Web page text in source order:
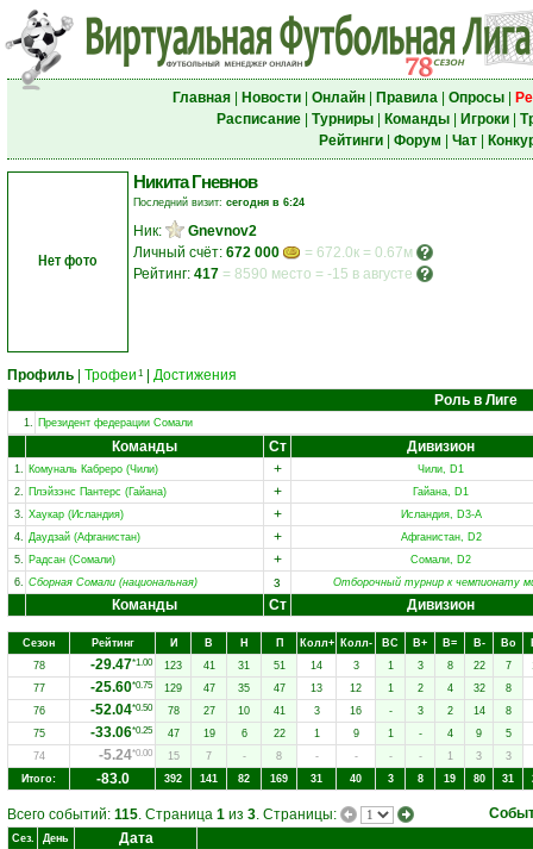
Главная| Новости| Онлайн| Правила| Опросы|
Расписание| Турниры| Команды| Игроки|
Рейтинги| Форум Чат|
Нет фото
Никита Гневнов
Последний визит: сегодня в 6:24
Ник:
Gnevnov2
Личный счёт: 672 000
= 672.0к = 0.67м
Рейтинг: 417 = 8590 место = -15 в августе
Профиль Трофеи 1
Достижения
Роль в Лиге
1. Президент федерации Сомали
Команды Ст Дивизион
1. Комуналь Кабреро (Чили) +
Чили, D1
2. Плэйзэнс Пантерс (Гайана) +
Гайана, D1
3. Хаукар (Исландия) +
Исландия, D3-A
4. Даудзай (Афганистан) +
Афганистан, D2
5. Радсан (Сомали) +
Сомали, D2
6. Сборная Сомали (национальная) з Отборочный турнир к чемпионату
Команды Ст Дивизион
Сезон Рейтинг И В Н П Колл+ Колл- ВC В+ В= В- Вo
78
-29.47*1.00 123 41 31 51 14 3 1 3 8 22 7
77
-25.60*0.75 129 47 35 47 13 12 1 2 4 32
8
76
-52.04*0.50 78 27 10 41 3 16 - 3 2 14
8
75
-33.06*0.25 47 19 6 22 1 9 1 - 4 9
5
74
-5.24*0.00 15 7 - 8 - - - - 1 3
3
Итого:
-83.0 392 141 82 169 31 40 3 8 19 80 31
Всего событий: 115. Страница 1 из 3. Страницы:
Сез. День Дата